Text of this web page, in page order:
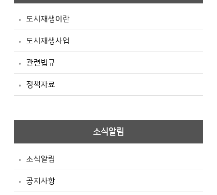
도시재생이란
도시재생사업
관련법규
정책자료
소식알림
소식알림
공지사항